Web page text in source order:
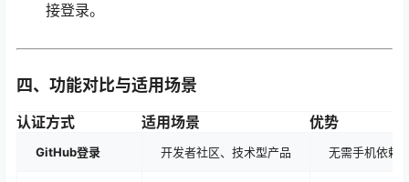
接登录。
四、功能对比与适用场景
认证方式 适用场景 优势
GitHub登录 开发者社区、技术型产品 无需手机依赖